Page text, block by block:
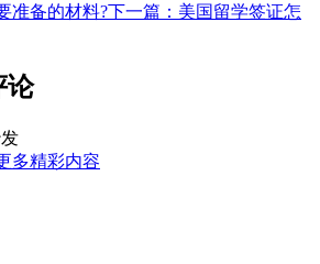
准备的材料?下一篇：美国留学签证怎
论
多精彩内容